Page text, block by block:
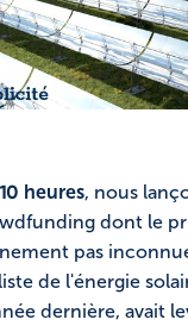
NL FR
heures, nous
dont le
pas
de l'énergie
dernière, avait